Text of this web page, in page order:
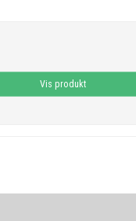
Vis produkt